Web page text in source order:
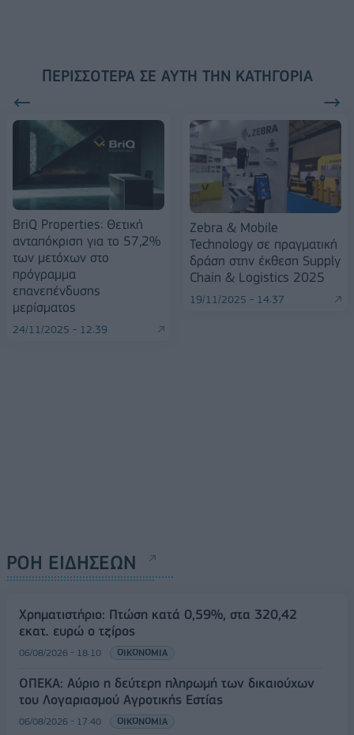
ΠΕΡΙΣΣΌΤΕΡΑ ΣΕ ΑΥΤΉ ΤΗΝ ΚΑΤΗΓΟΡΊΑ
BriQ Properties: Θετική
ανταπόκριση για το 57,2%
των μετόχων στο
πρόγραμμα
επανεπένδυσης
μερίσματος
24/11/2025 - 12:39
Zebra & Mobile
Technology σε πραγματική
δράση στην έκθεση Supply
Chain & Logistics 2025
19/11/2025 - 14:37
ΡΟΗ ΕΙΔΗΣΕΩΝ
Χρηματιστήριο: Πτώση κατά 0,59%, στα 320,42
εκατ. ευρώ ο τζίρος
06/08/2026 - 18:10 ΟΙΚΟΝΟΜΙΑ
ΟΠΕΚΑ: Αύριο η δεύτερη πληρωμή των δικαιούχων
του Λογαριασμού Αγροτικής Εστίας
06/08/2026 - 17:40 ΟΙΚΟΝΟΜΙΑ